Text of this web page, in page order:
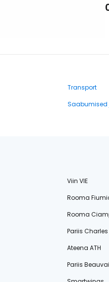
Transport
Viin VIE
Rooma
Rooma
Pariis
Ateena ATH
Pariis